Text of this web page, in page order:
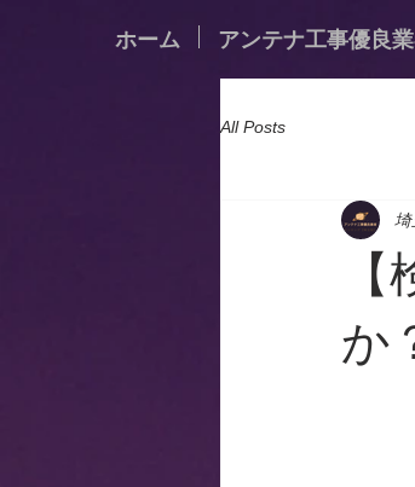
All Posts
か
埼
ホーム アンテナ工事優良